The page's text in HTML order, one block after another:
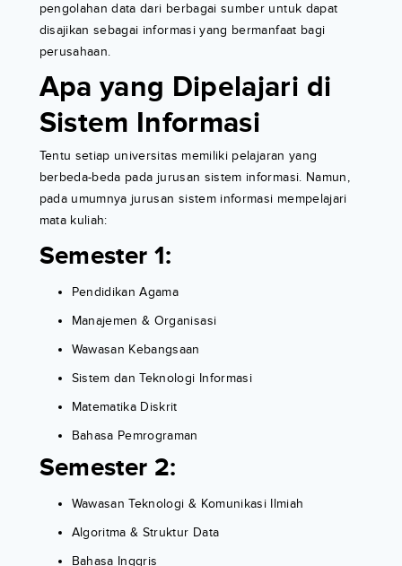
pengolahan data dari berbagai sumber untuk dapat
disajikan sebagai informasi yang bermanfaat bagi
perusahaan.
Apa yang Dipelajari di
Sistem Informasi
Tentu setiap universitas memiliki pelajaran yang
berbeda-beda pada jurusan sistem informasi. Namun,
pada umumnya jurusan sistem informasi mempelajari
mata kuliah:
Semester 1:
Pendidikan Agama
Manajemen & Organisasi
Wawasan Kebangsaan
Sistem dan Teknologi Informasi
Matematika Diskrit
Bahasa Pemrograman
Semester 2:
Wawasan Teknologi & Komunikasi Ilmiah
Algoritma & Struktur Data
Bahasa Inggris